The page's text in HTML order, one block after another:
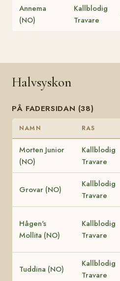
Annema
(NO)
Kallblodig
Travare
Halvsyskon
PÅ FADERSIDAN (38)
NAMN RAS
Morten Junior
(NO)
Kallblodig
Travare
Grovar (NO)
Kallblodig
Travare
Hågen's
Mollita (NO)
Kallblodig
Travare
Tuddina (NO)
Kallblodig
Travare